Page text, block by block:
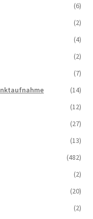
(6)
(2)
(4)
(2)
(7)
(14)
(12)
(27)
(13)
(482)
(2)
(20)
(2)